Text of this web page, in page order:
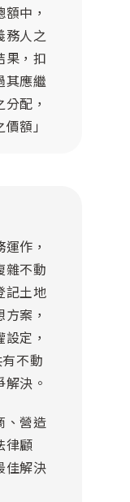
中，
務人之
果，扣
其應繼
配，
額」
作，
雜不動
記土地
案，
定，
不動
決。
、營造
律顧
佳解決